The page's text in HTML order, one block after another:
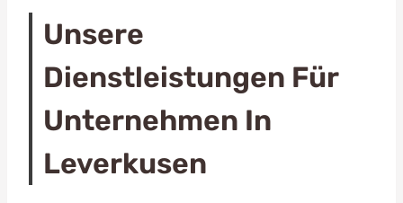
Unsere
Dienstleistungen Für
Unternehmen In
Leverkusen